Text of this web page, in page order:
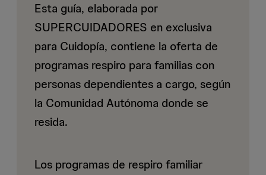
Esta guía, elaborada por
SUPERCUIDADORES en exclusiva
para Cuidopía, contiene la oferta de
programas respiro para familias con
personas dependientes a cargo, según
la Comunidad Autónoma donde se
resida.
Los programas de respiro familiar